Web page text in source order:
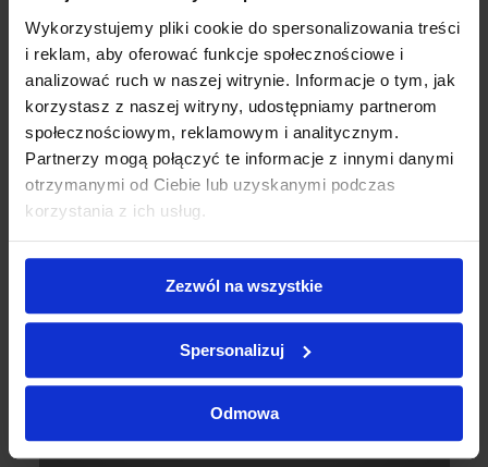
Wykorzystujemy pliki cookie do spersonalizowania treści
i reklam, aby oferować funkcje społecznościowe i
analizować ruch w naszej witrynie. Informacje o tym, jak
korzystasz z naszej witryny, udostępniamy partnerom
społecznościowym, reklamowym i analitycznym.
Partnerzy mogą połączyć te informacje z innymi danymi
otrzymanymi od Ciebie lub uzyskanymi podczas
korzystania z ich usług.
Zezwól na wszystkie
Spersonalizuj
Odmowa
Moi R K
Moi Z